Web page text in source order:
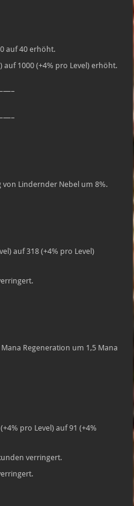
auf 40 erhöht.
auf 1000 (+4% pro Level) erhöht.
Lindernder Nebel um 8%.
auf 318 (+4% pro Level)
Regeneration um 1,5 Mana
pro Level) auf 91 (+4%
verringert.